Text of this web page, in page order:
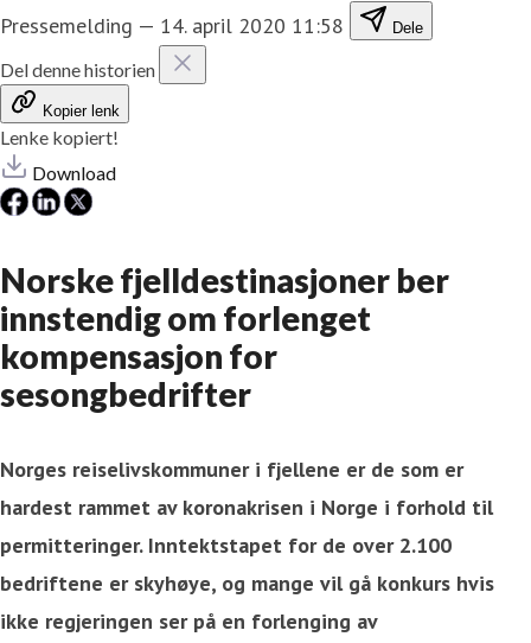
Pressemelding — 14. april 2020 11:58 Dele
Del denne historien
Kopier lenk
Lenke kopiert!
Download
Norske fjelldestinasjoner ber
innstendig om forlenget
kompensasjon for
sesongbedrifter
Norges reiselivskommuner i fjellene er de som er
hardest rammet av koronakrisen i Norge i forhold til
permitteringer. Inntektstapet for de over 2.100
bedriftene er skyhøye, og mange vil gå konkurs hvis
ikke regjeringen ser på en forlenging av